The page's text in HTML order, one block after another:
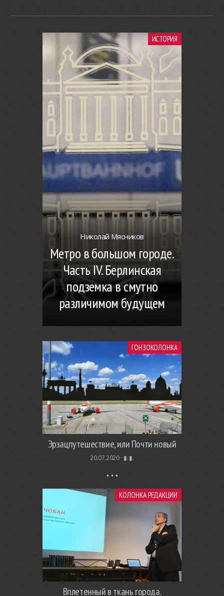
ИСТОРИЯ
Николай Мясников
Метро в большом городе.
Часть IV. Берлинская
подземка в смутно
различимом будущем
ГОНЗОКОЛОНКА
Эрзацпутешествие, или Почти новый
20.07.2020 · ▮. ▮.
КОЛОНКА РЕДАКЦИИ
Вплетенный в ткань города.